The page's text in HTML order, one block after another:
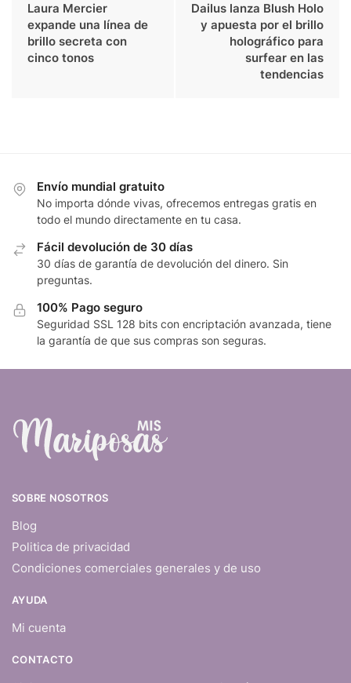
Laura Mercier
expande una línea de
brillo secreta con
cinco tonos
Dailus lanza Blush Holo
y apuesta por el brillo
holográfico para
surfear en las
tendencias
Envío mundial gratuito
No importa dónde vivas, ofrecemos entregas gratis en
todo el mundo directamente en tu casa.
Fácil devolución de 30 días
30 días de garantía de devolución del dinero. Sin
preguntas.
100% Pago seguro
Seguridad SSL 128 bits con encriptación avanzada, tiene
la garantía de que sus compras son seguras.
SOBRE NOSOTROS
Blog
Politica de privacidad
Condiciones comerciales generales y de uso
AYUDA
Mi cuenta
CONTACTO